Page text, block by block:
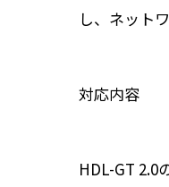
し、ネット
対応内容
HDL-GT 2.0